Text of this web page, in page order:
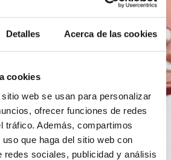
Detalles Acerca de las cookies
cookies
web se usan para personalizar
ofrecer funciones de redes
tráfico. Además, compartimos
que haga del sitio web con
redes sociales, publicidad y análisis